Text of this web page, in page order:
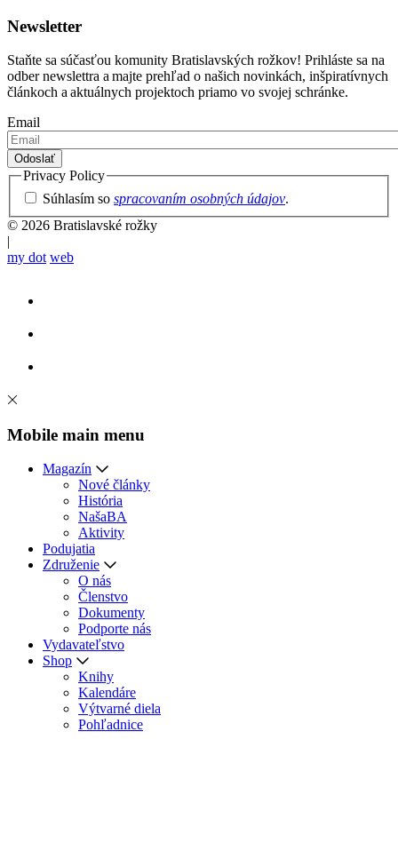
Newsletter
Staňte sa súčasťou komunity Bratislavských rožkov! Prihláste sa na
odber newslettra a majte prehľad o našich novinkách, inšpiratívnych
článkoch a aktuálnych projektoch priamo vo svojej schránke.
Email
Privacy Policy
Súhlasím so spracovaním osobných údajov.
© 2026 Bratislavské rožky
|
my dot web
Mobile main menu
Magazín
Nové články
História
NašaBA
Aktivity
Podujatia
Združenie
O nás
Členstvo
Dokumenty
Podporte nás
Vydavateľstvo
Shop
Knihy
Kalendáre
Výtvarné diela
Pohľadnice